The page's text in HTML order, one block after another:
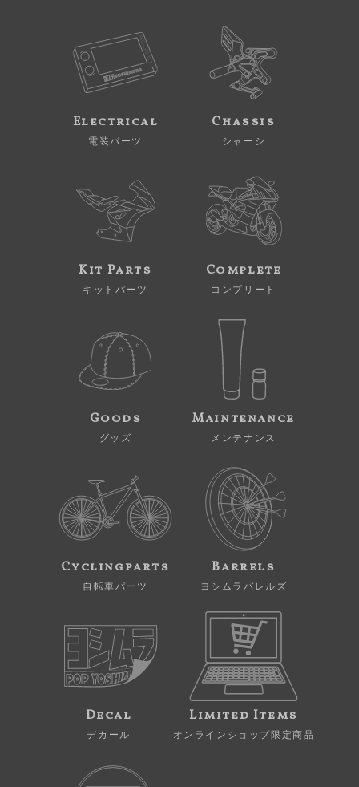
Electrical
電装パーツ
Chassis
シャーシ
Kit Parts
キットパーツ
Complete
コンプリート
Goods
グッズ
Maintenance
メンテナンス
Cyclingparts
自転車パーツ
Barrels
ヨシムラバレルズ
Decal
デカール
Limited Items
オンラインショップ限定商品